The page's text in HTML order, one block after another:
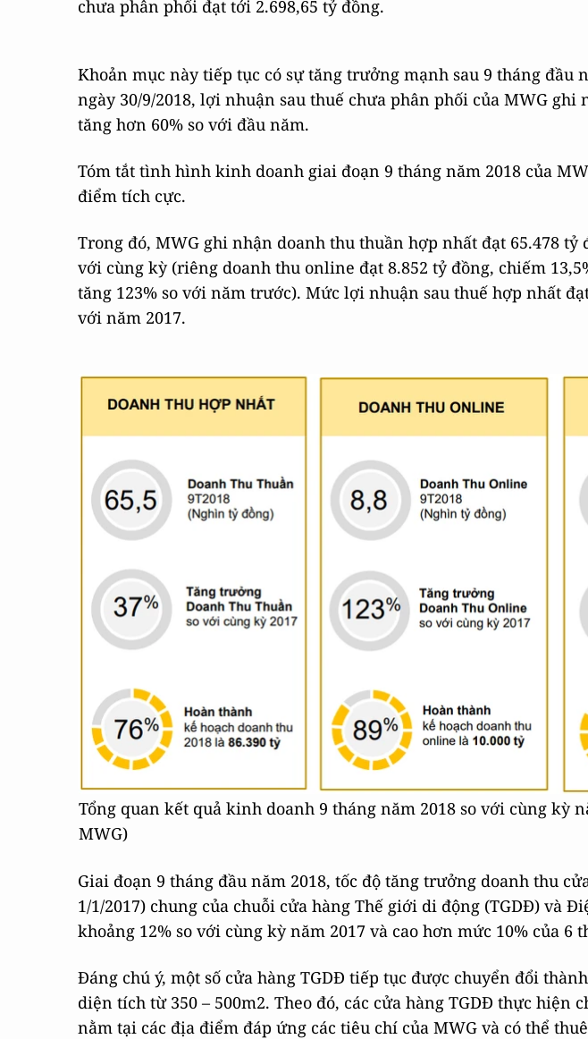
chưa phân phối đạt tới 2.698,65 tỷ đồng.
Khoản mục này tiếp tục có sự tăng trưởng mạnh sau 9 tháng đầu
ngày 30/9/2018, lợi nhuận sau thuế chưa phân phối của MWG ghi
tăng hơn 60% so với đầu năm.
Tóm tắt tình hình kinh doanh giai đoạn 9 tháng năm 2018 của
điểm tích cực.
Trong đó, MWG ghi nhận doanh thu thuần hợp nhất đạt 65.478 tỷ
với cùng kỳ (riêng doanh thu online đạt 8.852 tỷ đồng, chiếm
tăng 123% so với năm trước). Mức lợi nhuận sau thuế hợp nhất
với năm 2017.
Tổng quan kết quả kinh doanh 9 tháng năm 2018 so với cùng kỳ
MWG)
Giai đoạn 9 tháng đầu năm 2018, tốc độ tăng trưởng doanh thu
1/1/2017) chung của chuỗi cửa hàng Thế giới di động (TGDĐ) và
khoảng 12% so với cùng kỳ năm 2017 và cao hơn mức 10% của 6
Đáng chú ý, một số cửa hàng TGDĐ tiếp tục được chuyển đổi
diện tích từ 350 – 500m2. Theo đó, các cửa hàng TGDĐ thực hiện
nằm tại các địa điểm đáp ứng các tiêu chí của MWG và có thể